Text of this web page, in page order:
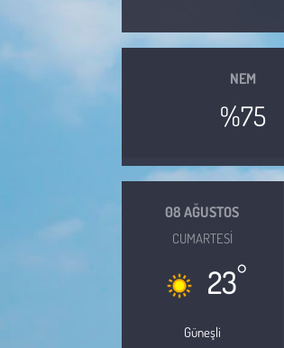
NEM
%75
08 AĞUSTOS
CUMARTESI
23°
Güneşli